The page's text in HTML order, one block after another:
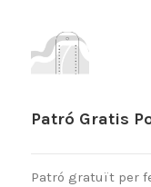
Patró Gratis
Patró gratuït per